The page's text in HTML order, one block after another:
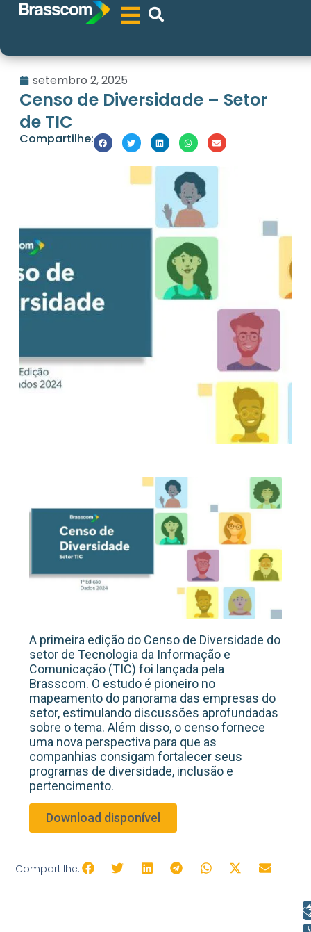
setembro 2, 2025
Censo de Diversidade – Setor
de TIC
Compartilhe:
A primeira edição do Censo de Diversidade do
setor de Tecnologia da Informação e
Comunicação (TIC) foi lançada pela
Brasscom. O estudo é pioneiro no
mapeamento do panorama das empresas do
setor, estimulando discussões aprofundadas
sobre o tema. Além disso, o censo fornece
uma nova perspectiva para que as
companhias consigam fortalecer seus
programas de diversidade, inclusão e
pertencimento.
Download disponível
Compartilhe: